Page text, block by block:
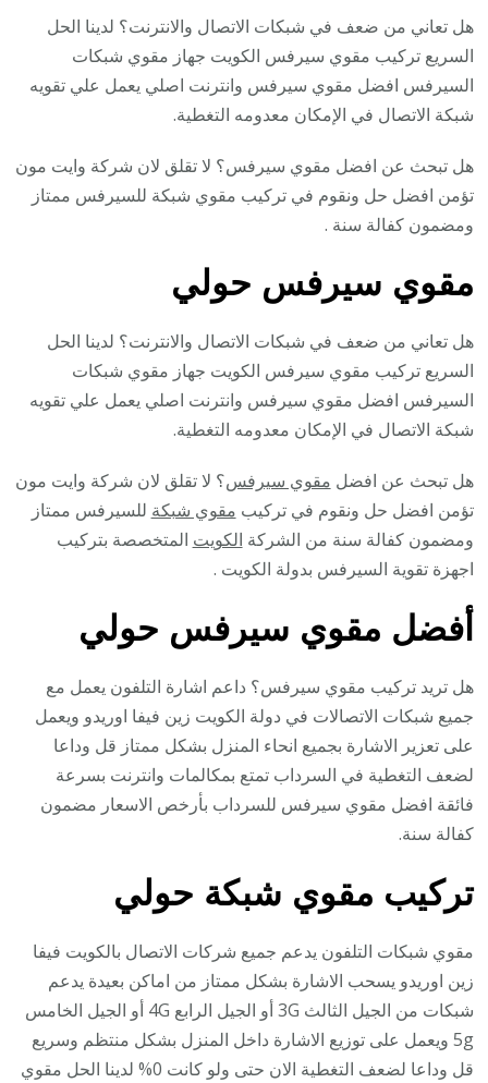
هل تعاني من ضعف في شبكات الاتصال والانترنت؟ لدينا الحل
السريع تركيب مقوي سيرفس الكويت جهاز مقوي شبكات
السيرفس افضل مقوي سيرفس وانترنت اصلي يعمل علي تقويه
شبكة الاتصال في الإمكان معدومه التغطية.
هل تبحث عن افضل مقوي سيرفس؟ لا تقلق لان شركة وايت مون
تؤمن افضل حل ونقوم في تركيب مقوي شبكة للسيرفس ممتاز
ومضمون كفالة سنة .
مقوي سيرفس حولي
هل تعاني من ضعف في شبكات الاتصال والانترنت؟ لدينا الحل
السريع تركيب مقوي سيرفس الكويت جهاز مقوي شبكات
السيرفس افضل مقوي سيرفس وانترنت اصلي يعمل علي تقويه
شبكة الاتصال في الإمكان معدومه التغطية.
هل تبحث عن افضل مقوي سيرفس؟ لا تقلق لان شركة وايت مون
تؤمن افضل حل ونقوم في تركيب مقوي شبكة للسيرفس ممتاز
ومضمون كفالة سنة من الشركة الكويت المتخصصة بتركيب
اجهزة تقوية السيرفس بدولة الكويت .
أفضل مقوي سيرفس حولي
هل تريد تركيب مقوي سيرفس؟ داعم اشارة التلفون يعمل مع
جميع شبكات الاتصالات في دولة الكويت زين فيفا اوريدو ويعمل
على تعزير الاشارة بجميع انحاء المنزل بشكل ممتاز قل وداعا
لضعف التغطية في السرداب تمتع بمكالمات وانترنت بسرعة
فائقة افضل مقوي سيرفس للسرداب بأرخص الاسعار مضمون
كفالة سنة.
تركيب مقوي شبكة حولي
مقوي شبكات التلفون يدعم جميع شركات الاتصال بالكويت فيفا
زين اوريدو يسحب الاشارة بشكل ممتاز من اماكن بعيدة يدعم
شبكات من الجيل الثالث 3G أو الجيل الرابع 4G أو الجيل الخامس
5g ويعمل على توزيع الاشارة داخل المنزل بشكل منتظم وسريع
قل وداعا لضعف التغطية الان حتى ولو كانت 0% لدينا الحل مقوي